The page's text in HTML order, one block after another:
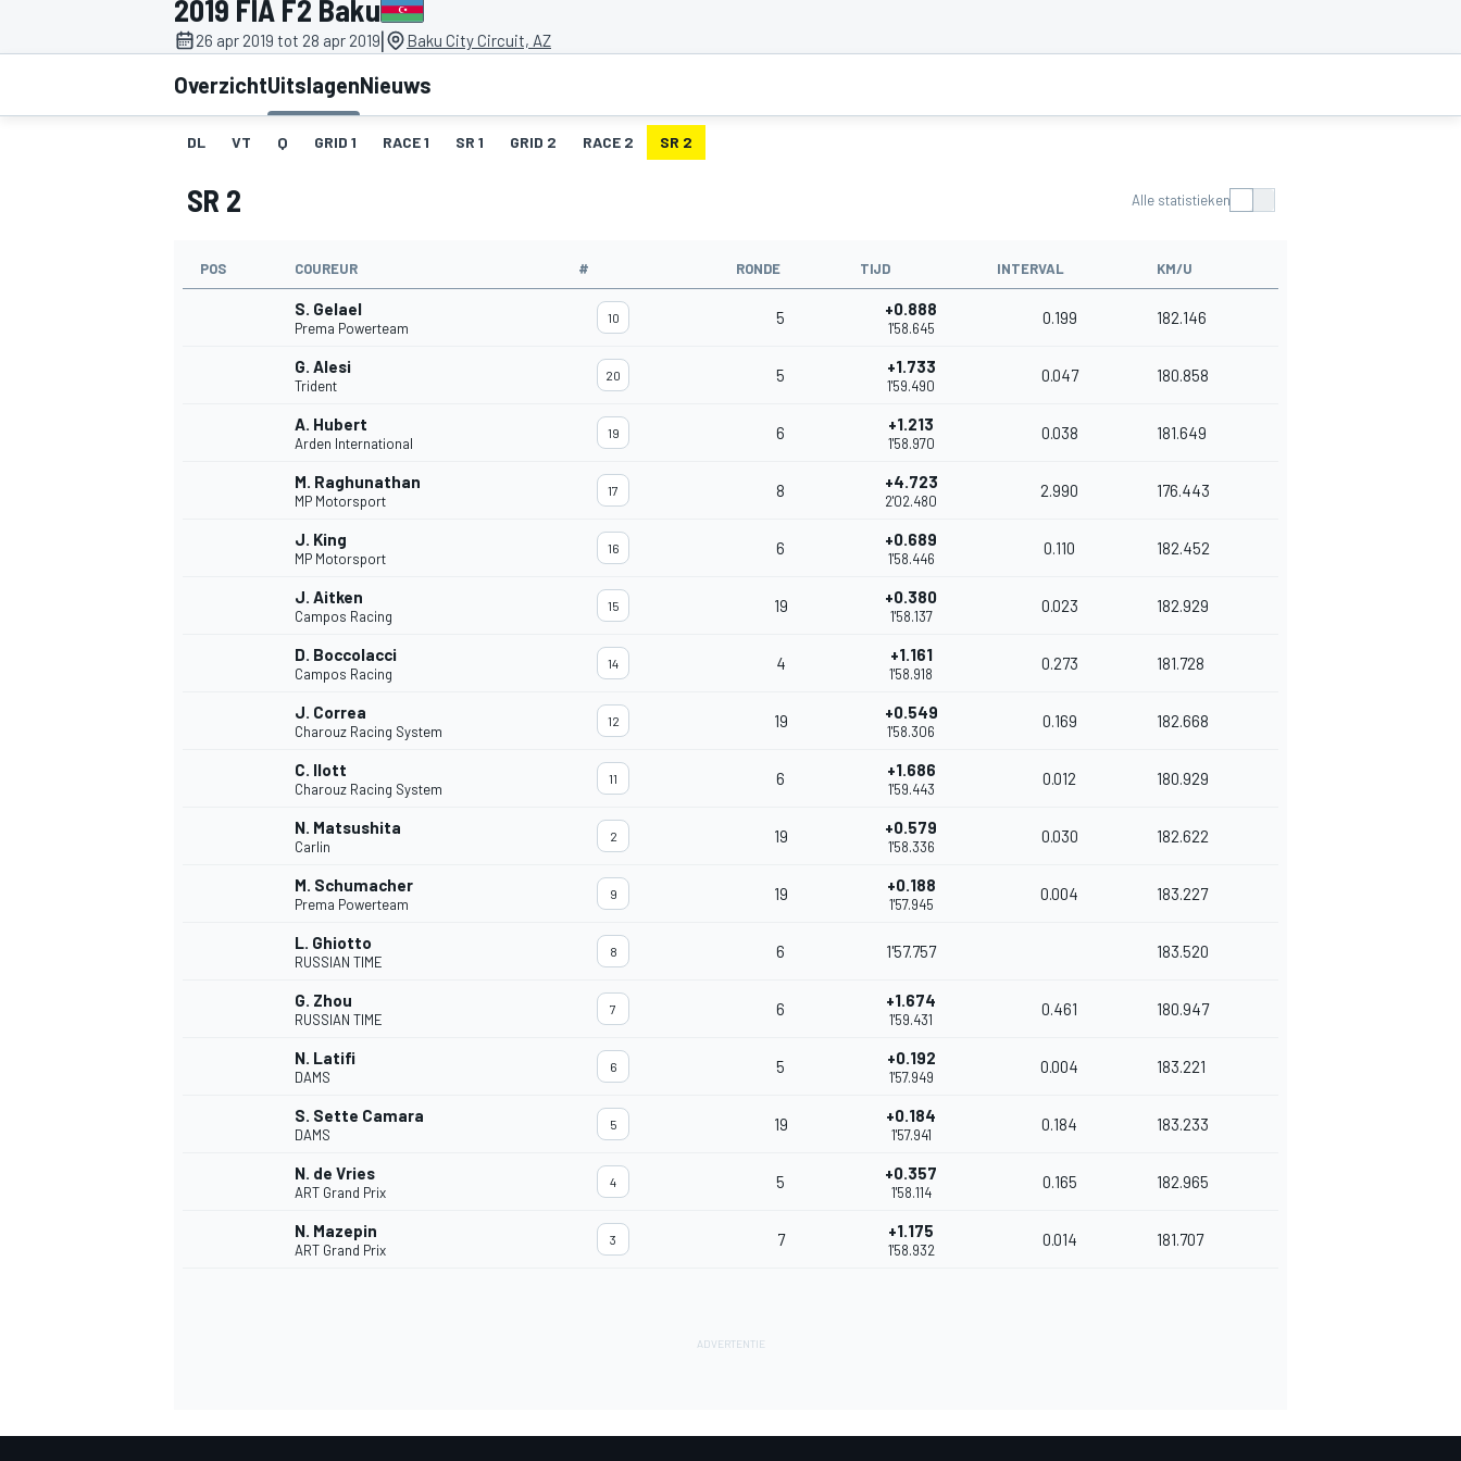
DTM
2019 FIA F2 Baku
26 apr 2019 tot 28 apr 2019| Baku City Circuit, AZ
OverzichtUitslagenNieuws
DL VT Q GRID 1 RACE 1 SR 1 GRID 2 RACE 2 SR 2
SR 2 Alle statistieken
POS COUREUR # RONDE TIJD INTERVAL KM/U
S. Gelael
Prema Powerteam
10 5 +0.888
1'58.645
0.199 182.146
G. Alesi
Trident
20 5 +1.733
1'59.490
0.047 180.858
A. Hubert
Arden International
19 6 +1.213
1'58.970
0.038 181.649
M. Raghunathan
MP Motorsport
17 8 +4.723
2'02.480
2.990 176.443
J. King
MP Motorsport
16 6 +0.689
1'58.446
0.110 182.452
J. Aitken
Campos Racing
15 19 +0.380
1'58.137
0.023 182.929
D. Boccolacci
Campos Racing
14 4 +1.161
1'58.918
0.273 181.728
J. Correa
Charouz Racing System
12 19 +0.549
1'58.306
0.169 182.668
C. Ilott
Charouz Racing System
11 6 +1.686
1'59.443
0.012 180.929
N. Matsushita
Carlin
2 19 +0.579
1'58.336
0.030 182.622
M. Schumacher
Prema Powerteam
9 19 +0.188
1'57.945
0.004 183.227
L. Ghiotto
RUSSIAN TIME
8 6 1'57.757 183.520
G. Zhou
RUSSIAN TIME
7 6 +1.674
1'59.431
0.461 180.947
N. Latifi
DAMS
6 5 +0.192
1'57.949
0.004 183.221
S. Sette Camara
DAMS
5 19 +0.184
1'57.941
0.184 183.233
N. de Vries
ART Grand Prix
4 5 +0.357
1'58.114
0.165 182.965
N. Mazepin
ART Grand Prix
3 7 +1.175
1'58.932
0.014 181.707